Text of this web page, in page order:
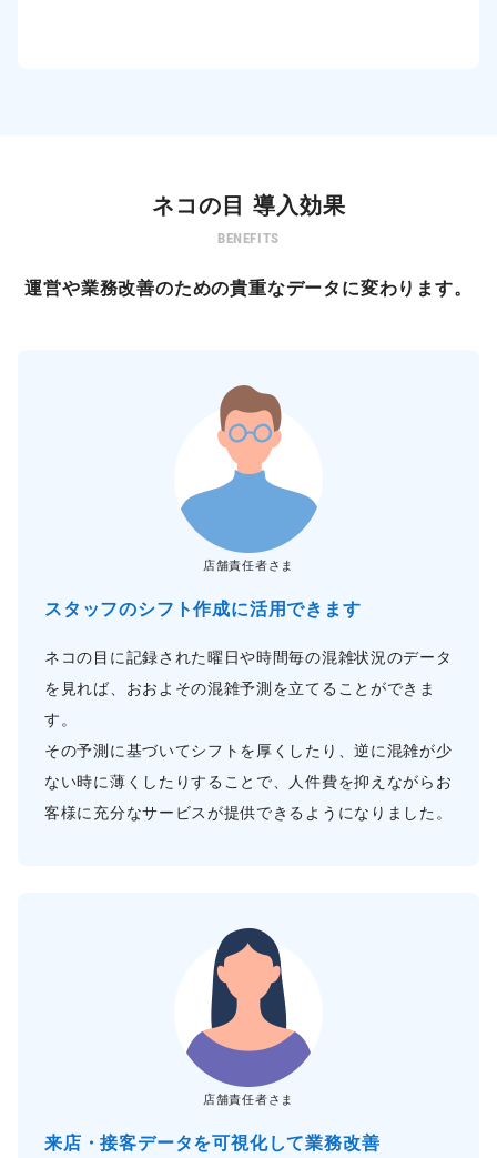
ネコの目 導入効果
BENEFITS
運営や業務改善のための貴重なデータに変わります。
店舗責任者さま
スタッフのシフト作成に活用できます
ネコの目に記録された曜日や時間毎の混雑状況のデータ
を見れば、おおよその混雑予測を立てることができま
す。
その予測に基づいてシフトを厚くしたり、逆に混雑が少
ない時に薄くしたりすることで、人件費を抑えながらお
客様に充分なサービスが提供できるようになりました。
店舗責任者さま
来店・接客データを可視化して業務改善